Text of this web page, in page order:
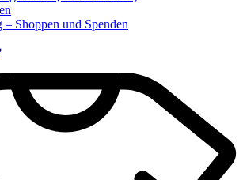
– Shoppen und Spenden